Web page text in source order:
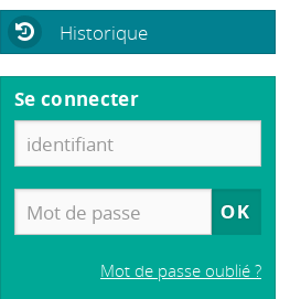
Historique
Se connecter
Mot de passe oublié ?